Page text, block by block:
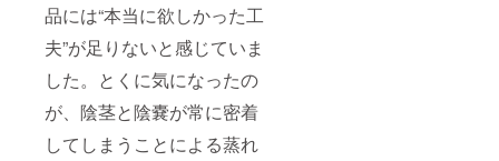
品には“本当に欲しかった工
夫”が足りないと感じていま
した。とくに気になったの
が、陰茎と陰嚢が常に密着
してしまうことによる蒸れ